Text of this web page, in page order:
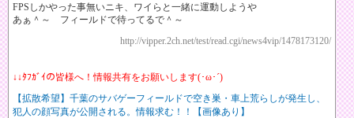
FPSしかやった事無いニキ、ワイらと一緒に運動しようや
あぁ＾～ フィールドで待ってるで＾～
http://vipper.2ch.net/test/read.cgi/news4vip/1478173120/
↓↓ﾀﾌｶﾞｲの皆様へ！情報共有をお願いします(･ω･´)
【拡散希望】千葉のサバゲーフィールドで空き巣・車上荒らしが発生し、
犯人の顔写真が公開される。情報求む！！【画像あり】